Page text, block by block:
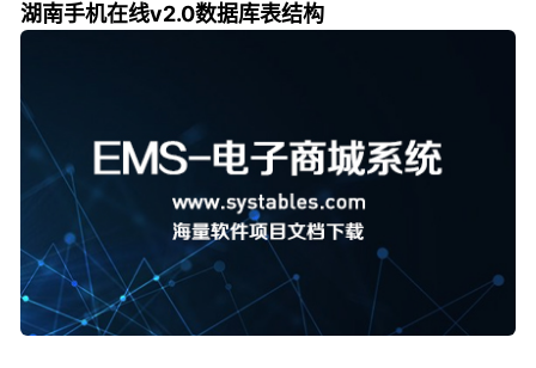
湖南手机在线v2.0数据库表结构